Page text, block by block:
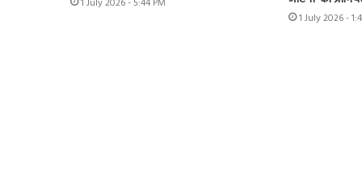
1 July 2026 - 5:44 PM
1 July 2026 -